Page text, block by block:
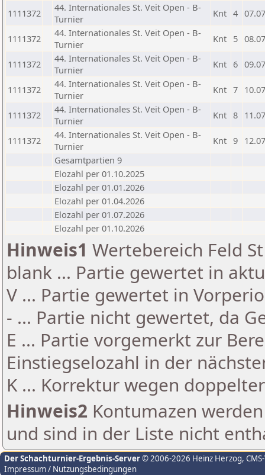
1111372
44. Internationales St. Veit Open - B-
Turnier
Knt 4
1111372
44. Internationales St. Veit Open - B-
Turnier
Knt 5
1111372
44. Internationales St. Veit Open - B-
Turnier
Knt 6
1111372
44. Internationales St. Veit Open - B-
Turnier
Knt 7
1111372
44. Internationales St. Veit Open - B-
Turnier
Knt 8
1111372
44. Internationales St. Veit Open - B-
Turnier
Knt 9
Gesamtpartien 9
Elozahl per 01.10.2025
Elozahl per 01.01.2026
Elozahl per 01.04.2026
Elozahl per 01.07.2026
Elozahl per 01.10.2026
Hinweis1 Wertebereich Feld
blank ... Partie gewertet in
V ... Partie gewertet in
- ... Partie nicht gewertet, da
E ... Partie vorgemerkt zur
Einstiegselozahl in der
K ... Korrektur wegen
Hinweis2 Kontumazen
und sind in der Liste nicht
Der Schachturnier-Ergebnis-Server© 2006-2026 Heinz Herzog,
Impressum / Nutzungsbedingungen